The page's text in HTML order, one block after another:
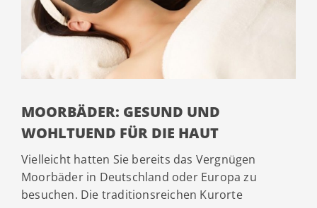
MOORBÄDER: GESUND UND
WOHLTUEND FÜR DIE HAUT
Vielleicht hatten Sie bereits das Vergnügen
Moorbäder in Deutschland oder Europa zu
besuchen. Die traditionsreichen Kurorte